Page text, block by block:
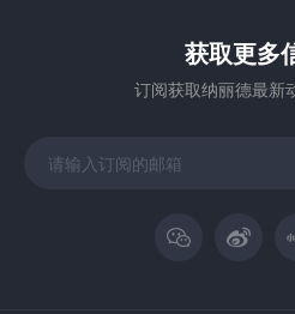
获取更多
订阅获取纳丽德最新